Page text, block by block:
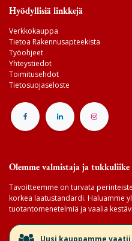
Hyödyllisiä linkkejä
Verkkokauppa
Tietoa Rakennusapteekista
Työohjeet
Yhteystiedot
Toimitusehdot
Tietosuojaseloste
Olemme valmistaja ja tukkuliike
Tavoitteemme on turvata
korkea laatustandardi. Haluamme
tuotantomenetelmiä ja vaalia
​Uusi kauppamme